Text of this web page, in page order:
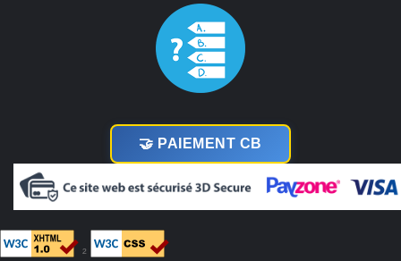
🤝 PAIEMENT CB
²